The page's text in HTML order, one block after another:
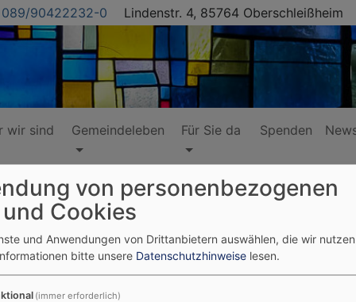
089/90422232-0 Lindenstr. 4, 85764 Oberschleißheim
wir sind Gemeindeleben Für Sie da Spenden
von personenbezogenen
Cookies
und Anwendungen von Drittanbietern auswählen, die wir
bitte unsere Datenschutzhinweise lesen.
(immer erforderlich)